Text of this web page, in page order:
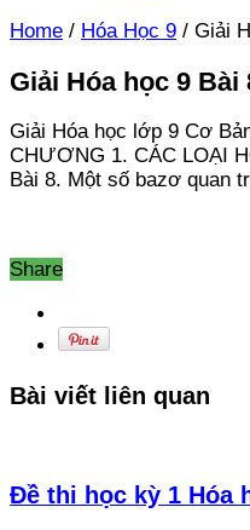
Home / Hóa Học 9 / Giải
Giải Hóa học 9
Giải Hóa học lớp 9 Cơ
CHƯƠNG 1. CÁC LOẠI
Bài 8. Một số bazơ quan
Share
Bài viết liên quan
Đề thi học kỳ 1 Hóa